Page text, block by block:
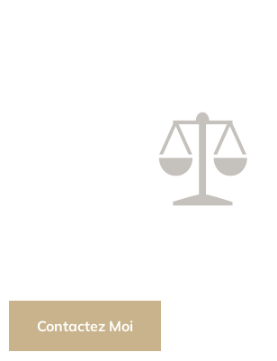
Contactez Moi